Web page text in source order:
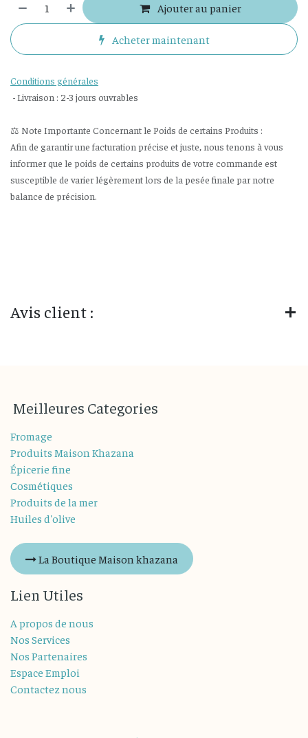
Ajouter au panier
Acheter maintenant
Conditions générales
- Livraison : 2-3 jours ouvrables
⚖️ Note Importante Concernant le Poids de certains Produits :
Afin de garantir une facturation précise et juste, nous tenons à vous
informer que le poids de certains produits de votre commande est
susceptible de varier légèrement lors de la pesée finale par notre
balance de précision.
Avis client :
Meilleures Categories
Fromage
Produits Maison Khazana
Épicerie fine
Cosmétiques
Produits de la mer
Huiles d'olive
La Boutique Maison khazana
Lien Utiles
A propos de nous
Nos Services
Nos Partenaires
Espace Emploi
Contactez nous